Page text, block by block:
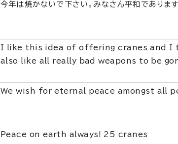
今年は焼かないで下さい。みなさん平和であります
I like this idea of offering cranes and I
also like all really bad weapons to be
We wish for eternal peace amongst all
Peace on earth always! 25 cranes